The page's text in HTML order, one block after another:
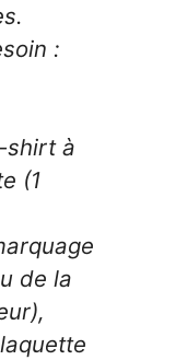
:
shirt à
(1
de la